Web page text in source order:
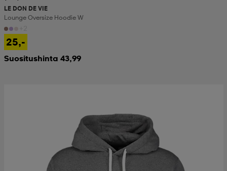
LE DON DE VIE
Lounge Oversize Hoodie W
25,-
Suositushinta 43,99